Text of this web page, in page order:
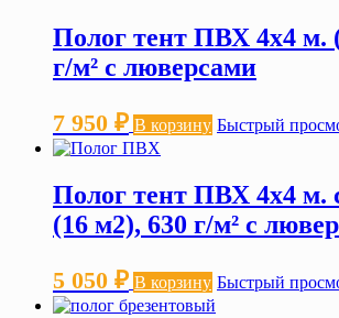
Полог тент ПВХ 4х4 м.
г/м² с люверсами
7 950 ₽ В корзину Быстрый
Полог тент ПВХ 4х4 м.
(16 м2), 630 г/м² с
5 050 ₽ В корзину Быстрый